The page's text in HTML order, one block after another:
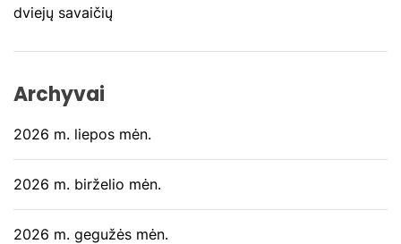
a
š
ų
dviejų savaičių
Archyvai
2026 m. liepos mėn.
2026 m. birželio mėn.
2026 m. gegužės mėn.